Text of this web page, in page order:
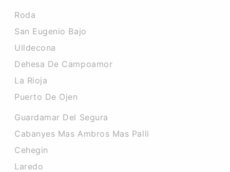
Roda
San Eugenio Bajo
Ulldecona
Dehesa De Campoamor
La Rioja
Puerto De Ojen
Guardamar Del Segura
Cabanyes Mas Ambros Mas Palli
Cehegin
Laredo